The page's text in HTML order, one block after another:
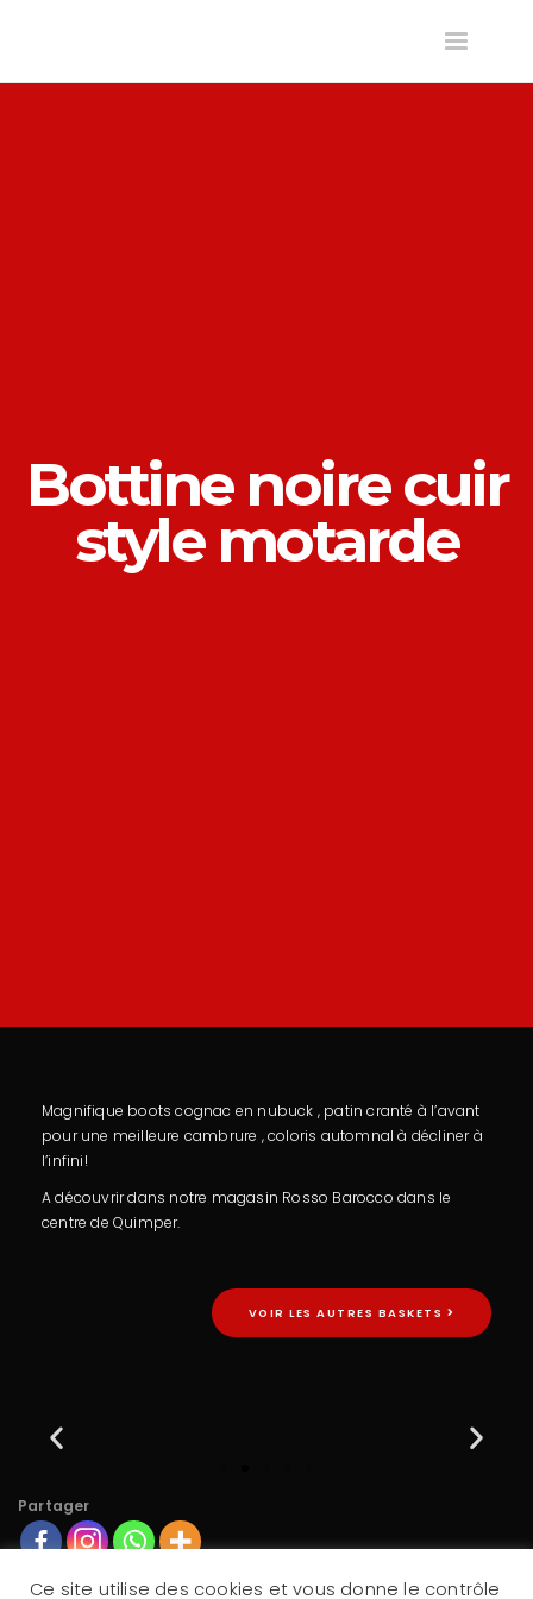
Toggle
Bottine noire cuir
style motarde
Magnifique boots cognac en nubuck , patin cranté à l’avant
pour une meilleure cambrure , coloris automnal à décliner à
l’infini!
A découvrir dans notre magasin Rosso Barocco dans le
centre de Quimper.
VOIR LES AUTRES BASKETS
Partager
Ce site utilise des cookies et vous donne le contrôle